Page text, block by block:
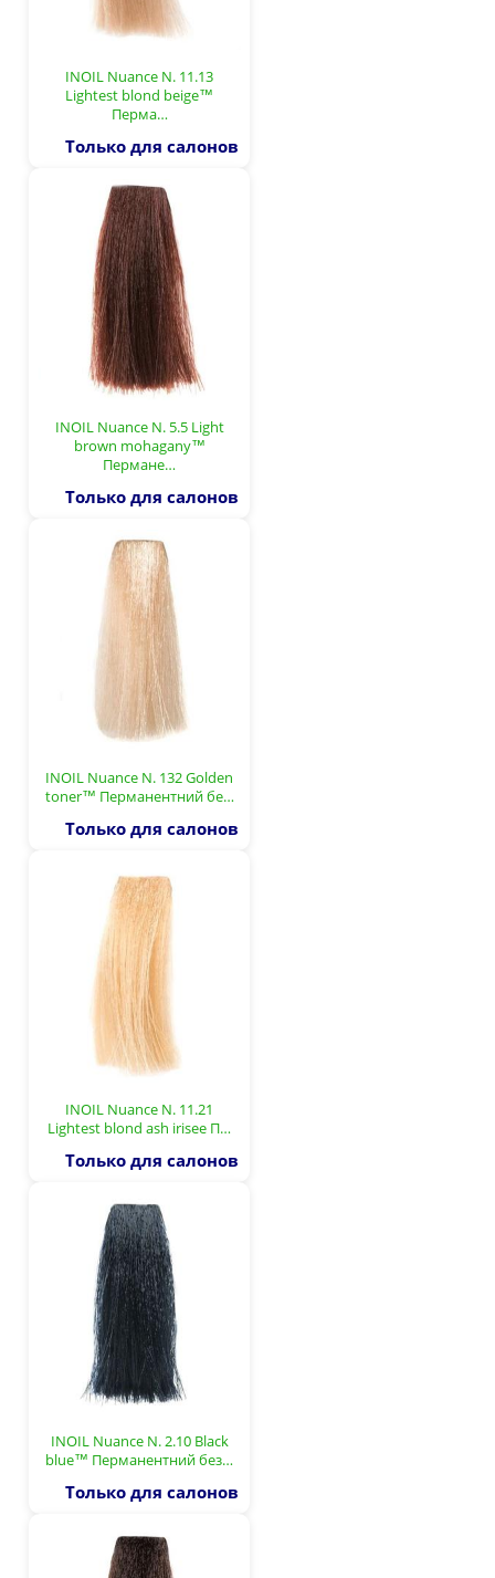
INOIL Nuance N. 11.13
Lightest blond beige™
Перма…
Только для салонов
INOIL Nuance N. 5.5 Light
brown mohagany™
Пермане…
Только для салонов
INOIL Nuance N. 132 Golden
toner™ Перманентний бе…
Только для салонов
INOIL Nuance N. 11.21
Lightest blond ash irisee П…
Только для салонов
INOIL Nuance N. 2.10 Black
blue™ Перманентний без…
Только для салонов